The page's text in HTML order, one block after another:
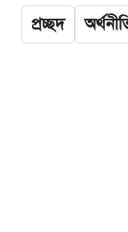
প্রচ্ছদ